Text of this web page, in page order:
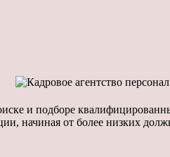
и подборе
начиная от более низких